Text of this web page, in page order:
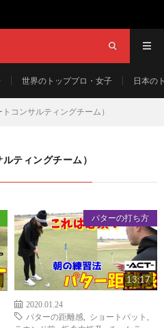
世界のトッププロ・女子 日本の
コンサルティングチーム）
ティングチーム）
パターの打ち方
13:17
2020.01.24
パターの距離感
ショートパット